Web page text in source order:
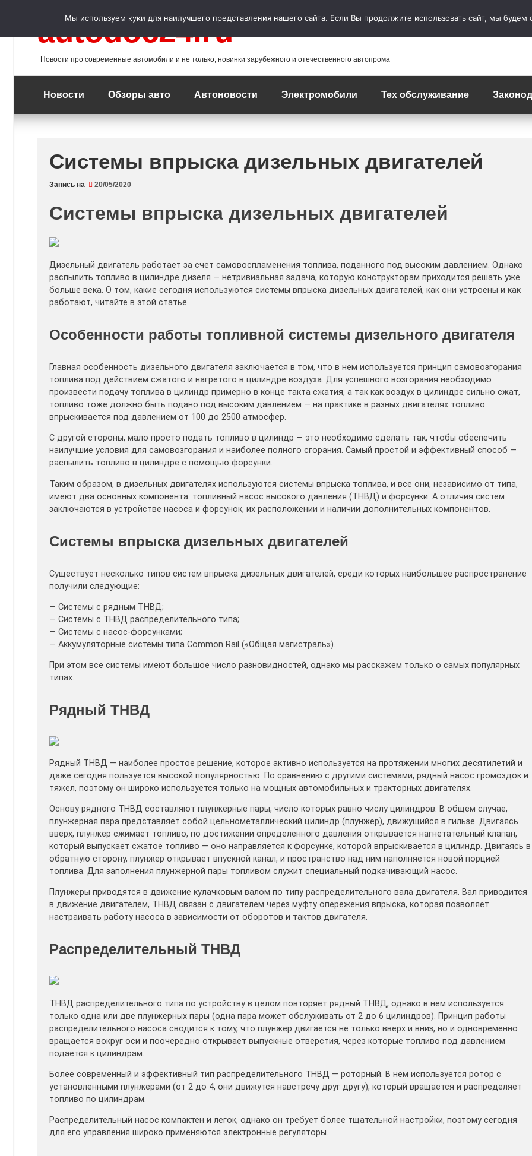
autodoc24.ru
Новости про современные автомобили и не только, новинки зарубежного и отечественного автопрома
Новости Обзоры авто Автоновости Электромобили Тех обслуживание
Системы впрыска дизельных двигателей
Запись на 20/05/2020
Системы впрыска дизельных двигателей
Дизельный двигатель работает за счет самовоспламенения топлива, поданного под высоким давлением. Однако
распылить топливо в цилиндре дизеля — нетривиальная задача, которую конструкторам приходится решать уже
больше века. О том, какие сегодня используются системы впрыска дизельных двигателей, как они устроены и как
работают, читайте в этой статье.
Особенности работы топливной системы дизельного двигателя
Главная особенность дизельного двигателя заключается в том, что в нем используется принцип самовозгорания
топлива под действием сжатого и нагретого в цилиндре воздуха. Для успешного возгорания необходимо
произвести подачу топлива в цилиндр примерно в конце такта сжатия, а так как воздух в цилиндре сильно сжат,
топливо тоже должно быть подано под высоким давлением — на практике в разных двигателях топливо
впрыскивается под давлением от 100 до 2500 атмосфер.
С другой стороны, мало просто подать топливо в цилиндр — это необходимо сделать так, чтобы обеспечить
наилучшие условия для самовозгорания и наиболее полного сгорания. Самый простой и эффективный способ —
распылить топливо в цилиндре с помощью форсунки.
Таким образом, в дизельных двигателях используются системы впрыска топлива, и все они, независимо от типа,
имеют два основных компонента: топливный насос высокого давления (ТНВД) и форсунки. А отличия систем
заключаются в устройстве насоса и форсунок, их расположении и наличии дополнительных компонентов.
Системы впрыска дизельных двигателей
Существует несколько типов систем впрыска дизельных двигателей, среди которых наибольшее распространение
получили следующие:
— Системы с рядным ТНВД;
— Системы с ТНВД распределительного типа;
— Системы с насос-форсунками;
— Аккумуляторные системы типа Common Rail («Общая магистраль»).
При этом все системы имеют большое число разновидностей, однако мы расскажем только о самых популярных
типах.
Рядный ТНВД
Рядный ТНВД — наиболее простое решение, которое активно используется на протяжении многих десятилетий и
даже сегодня пользуется высокой популярностью. По сравнению с другими системами, рядный насос громоздок и
тяжел, поэтому он широко используется только на мощных автомобильных и тракторных двигателях.
Основу рядного ТНВД составляют плунжерные пары, число которых равно числу цилиндров. В общем случае,
плунжерная пара представляет собой цельнометаллический цилиндр (плунжер), движущийся в гильзе. Двигаясь
вверх, плунжер сжимает топливо, по достижении определенного давления открывается нагнетательный клапан,
который выпускает сжатое топливо — оно направляется к форсунке, которой впрыскивается в цилиндр. Двигаясь в
обратную сторону, плунжер открывает впускной канал, и пространство над ним наполняется новой порцией
топлива. Для заполнения плунжерной пары топливом служит специальный подкачивающий насос.
Плунжеры приводятся в движение кулачковым валом по типу распределительного вала двигателя. Вал приводится
в движение двигателем, ТНВД связан с двигателем через муфту опережения впрыска, которая позволяет
настраивать работу насоса в зависимости от оборотов и тактов двигателя.
Распределительный ТНВД
ТНВД распределительного типа по устройству в целом повторяет рядный ТНВД, однако в нем используется
только одна или две плунжерных пары (одна пара может обслуживать от 2 до 6 цилиндров). Принцип работы
распределительного насоса сводится к тому, что плунжер двигается не только вверх и вниз, но и одновременно
вращается вокруг оси и поочередно открывает выпускные отверстия, через которые топливо под давлением
подается к цилиндрам.
Более современный и эффективный тип распределительного ТНВД — роторный. В нем используется ротор с
установленными плунжерами (от 2 до 4, они движутся навстречу друг другу), который вращается и распределяет
топливо по цилиндрам.
Распределительный насос компактен и легок, однако он требует более тщательной настройки, поэтому сегодня
для его управления широко применяются электронные регуляторы.
Мы используем куки для наилучшего представления нашего сайта. Если Вы продолжите использовать сайт, мы будем